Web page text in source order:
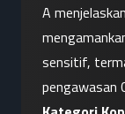
A
sensitif,
pengawasan